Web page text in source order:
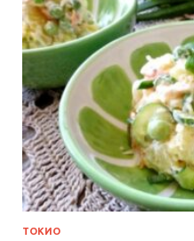
ТОКИО